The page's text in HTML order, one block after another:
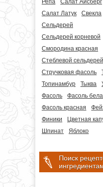
Репа
Салат Айсберг
Салат Латук
Свекла
Сельдерей
Сельдерей корневой
Смородина красная
Стеблевой сельдерей
Стручковая фасоль
Топинамбур
Тыква
Фасоль
Фасоль
Фасоль красная
Финики
Цветная
Шпинат
Яблоко
Поиск